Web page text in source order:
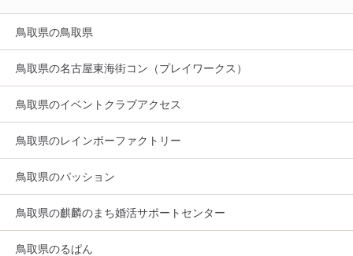
鳥取県の鳥取県
鳥取県の名古屋東海街コン（プレイワークス）
鳥取県のイベントクラブアクセス
鳥取県のレインボーファクトリー
鳥取県のパッション
鳥取県の麒麟のまち婚活サポートセンター
鳥取県のるぱん